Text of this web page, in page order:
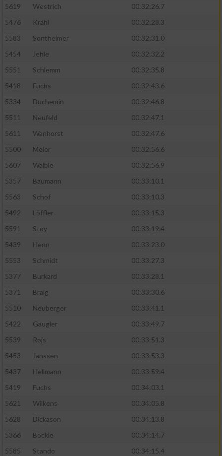
5619
Westrich
00:32:26.7
5476
Krahl
00:32:28.3
5583
Sontheimer
00:32:31.0
5454
Jehle
00:32:32.2
5551
Schlemm
00:32:35.8
5418
Fuchs
00:32:43.6
5334
Duchemin
00:32:46.8
5511
Neufeld
00:32:47.1
5611
Wanhorst
00:32:47.6
5500
Meier
00:32:56.6
5607
Waible
00:32:56.9
5357
Baumann
00:33:10.1
5563
Schof
00:33:10.3
5492
Löffler
00:33:15.3
5591
Stoy
00:33:19.4
5439
Henn
00:33:23.0
5553
Schmidt
00:33:27.3
5377
Burkard
00:33:28.1
5371
Braig
00:33:30.6
5510
Neuberger
00:33:41.1
5422
Gaugler
00:33:49.7
5539
Rojs
00:33:51.3
5453
Janssen
00:33:53.3
5437
Hellmann
00:33:59.4
5419
Fuchs
00:34:03.1
5621
Wilkens
00:34:05.8
5628
Dickason
00:34:13.8
5366
Böckle
00:34:14.7
5585
Stando
00:34:15.4